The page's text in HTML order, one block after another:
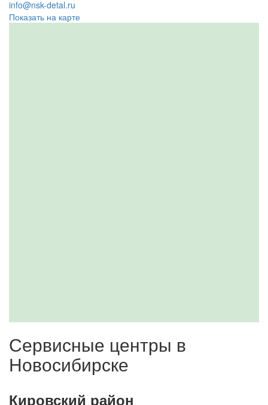
info@nsk-detal.ru
Показать на карте
Сервисные центры в
Новосибирске
Кировский район